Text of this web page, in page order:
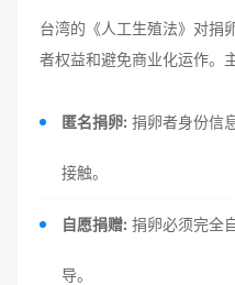
台湾的《人工生殖法》对捐
者权益和避免商业化运作。
匿名捐卵: 捐卵者身份信
接触。
自愿捐赠: 捐卵必须完全
导。